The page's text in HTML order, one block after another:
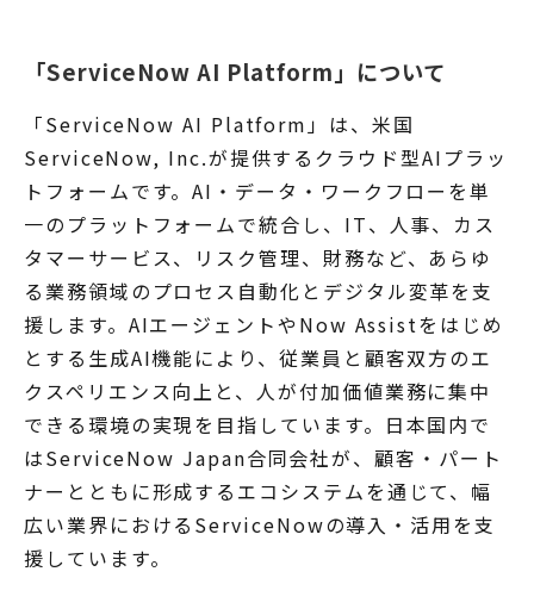
「ServiceNow AI Platform」について
「ServiceNow AI Platform」は、米国
ServiceNow, Inc.が提供するクラウド型AIプラッ
トフォームです。AI・データ・ワークフローを単
一のプラットフォームで統合し、IT、人事、カス
タマーサービス、リスク管理、財務など、あらゆ
る業務領域のプロセス自動化とデジタル変革を支
援します。AIエージェントやNow Assistをはじめ
とする生成AI機能により、従業員と顧客双方のエ
クスペリエンス向上と、人が付加価値業務に集中
できる環境の実現を目指しています。日本国内で
はServiceNow Japan合同会社が、顧客・パート
ナーとともに形成するエコシステムを通じて、幅
広い業界におけるServiceNowの導入・活用を支
援しています。